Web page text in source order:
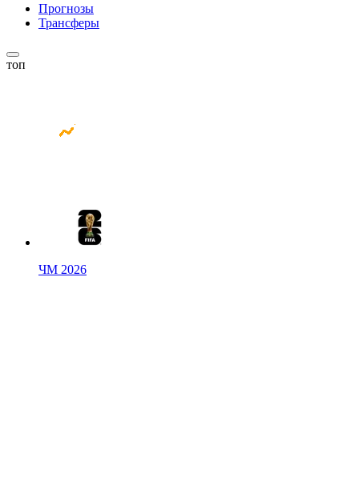
Прогнозы
Трансферы
топ
ЧМ 2026